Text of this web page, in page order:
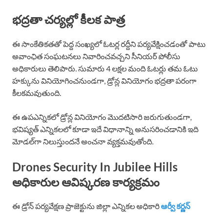
భద్రతా చర్యల్లో కీలక పాత్ర
ఈ సాంకేతికతతో పెద్ద సంఖ్యలో ఓటర్ల రద్దీని పర్యవేక్షించడంతో పాటు
అవాంఛిత సంఘటనలు నివారించవచ్చని సీనియర్ పోలీసు
అధికారులు తెలిపారు. సుమారు 4 లక్షల మంది ఓటర్లు తమ ఓటు
హక్కును వినియోగించనుండగా, డ్రోన్ల వినియోగం భద్రతా పరంగా
కీలకమవుతుంది.
ఈ ఉపఎన్నికలో డ్రోన్ల వినియోగం మొదటిసారి జరుగుతుండగా,
భవిష్యత్ ఎన్నికలలో కూడా ఇదే విధానాన్ని అనుసరించడానికి ఇది
మోడల్‌గా నిలుస్తుందనే అంచనా వ్యక్తమవుతోంది.
Drones Security In Jubilee Hills
అధికారుల ఆవిష్కరణ కార్యక్రమం
ఈ డ్రోన్ పర్యవేక్షణ ప్రాజెక్టును జిల్లా ఎన్నికల అధికారిఆర్వీ కర్ణన్